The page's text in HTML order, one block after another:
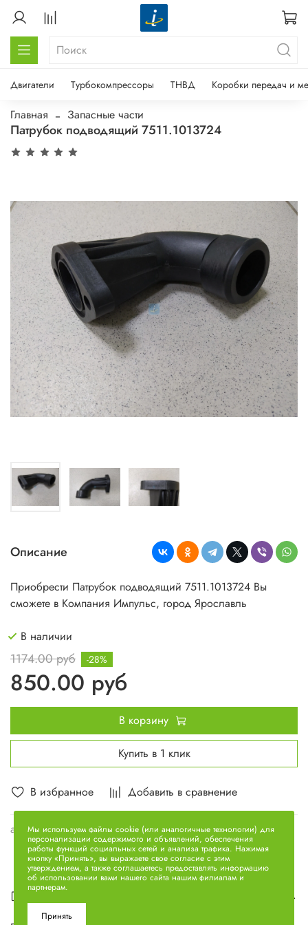
Двигатели Турбокомпрессоры ТНВД Коробки передач и
Главная Запасные части
Патрубок подводящий 7511.1013724
В избранное Добавить в сравнение
арт.7511.1013724
Описание
Приобрести Патрубок подводящий 7511.1013724 Вы
сможете в Компания Импульс, город Ярославль
В наличии
1174.00 руб
850.00 руб
-28%
В корзину
Купить в 1 клик
Описание
Мы используем файлы cookie (или аналогичные технологии) для
персонализации содержимого и объявлений, обеспечения
работы функций социальных сетей и анализа трафика. Нажимая
кнопку «Принять», вы выражаете свое согласие с этим
утверждением, а также соглашаетесь предоставлять информацию
об использовании вами нашего сайта нашим филиалам и
партнерам.
Принять